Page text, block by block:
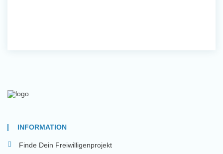
INFORMATION
Finde Dein Freiwilligenprojekt